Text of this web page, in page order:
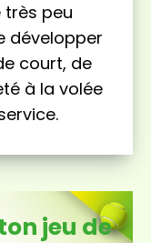
très peu
développer
court, de
à la volée
jeu de